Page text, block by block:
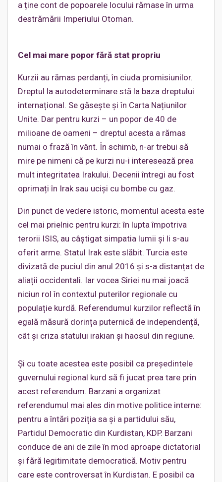
a ține cont de popoarele locului rămase în urma
destrămării Imperiului Otoman.
Cel mai mare popor fără stat propriu
Kurzii au rămas perdanți, în ciuda promisiunilor.
Dreptul la autodeterminare stă la baza dreptului
internațional. Se găsește și în Carta Națiunilor
Unite. Dar pentru kurzi – un popor de 40 de
milioane de oameni – dreptul acesta a rămas
numai o frază în vânt. În schimb, n-ar trebui să
mire pe nimeni că pe kurzi nu-i interesează prea
mult integritatea Irakului. Decenii întregi au fost
oprimați în Irak sau uciși cu bombe cu gaz.
Din punct de vedere istoric, momentul acesta este
cel mai prielnic pentru kurzi: în lupta împotriva
terorii ISIS, au câștigat simpatia lumii și li s-au
oferit arme. Statul Irak este slăbit. Turcia este
divizată de puciul din anul 2016 și s-a distanțat de
aliații occidentali. Iar vocea Siriei nu mai joacă
niciun rol în contextul puterilor regionale cu
populație kurdă. Referendumul kurzilor reflectă în
egală măsură dorința puternică de independență,
cât și criza statului irakian și haosul din regiune.
Și cu toate acestea este posibil ca președintele
guvernului regional kurd să fi jucat prea tare prin
acest referendum. Barzani a organizat
referendumul mai ales din motive politice interne:
pentru a întări poziția sa și a partidului său,
Partidul Democratic din Kurdistan, KDP. Barzani
conduce de ani de zile în mod aproape dictatorial
și fără legitimitate democratică. Motiv pentru
care este controversat în Kurdistan. E posibil ca